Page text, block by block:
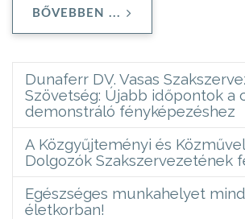
BŐVEBBEN ...
Dunaferr DV. Vasas
Szövetség: Újabb időpontok a
demonstráló fényképezéshez
A Közgyűjteményi és
Dolgozók Szakszervezetének
Egészséges munkahelyet
életkorban!